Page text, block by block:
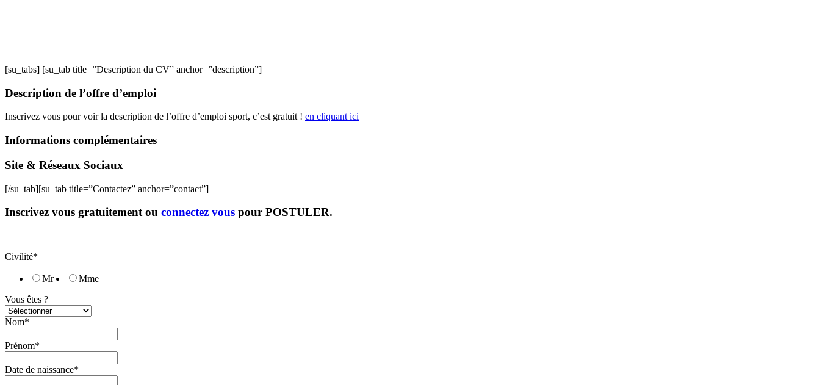
[su_tabs] [su_tab title=”Description du CV” anchor=”description”]
Description de l’offre d’emploi
Inscrivez vous pour voir la description de l’offre d’emploi sport, c’est gratuit ! en cliquant ici
Informations complémentaires
Site & Réseaux Sociaux
[/su_tab][su_tab title=”Contactez” anchor=”contact”]
Inscrivez vous gratuitement ou connectez vous pour POSTULER.
Civilité*
Mr
Mme
Vous êtes ?
Nom*
Prénom*
Date de naissance*